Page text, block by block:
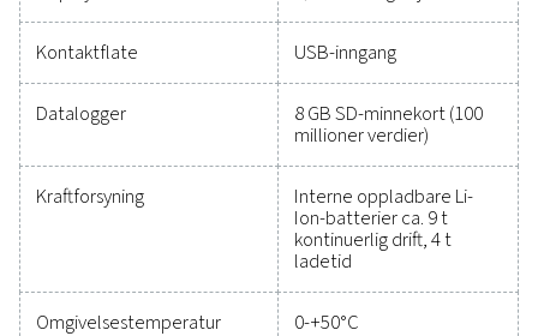
Det har aldri vært enklere å beskytte
samtidig sikre presis ytelse. Måleutstyr av høy
nøyaktig overvåking av kritiske parametere, noe
hjelper deg med å optimalisere effektiviteten,
opprettholde påliteligheten og forhindre
problemer. Disse løsningene er konstruert for
og sømløs integrasjon, slik at du kan ta
beslutninger og holde driften i gang med topp
Kontakt oss i dag for å finne ut hvordan
måleutstyret kan forbedre systemets kapasitet
driftssuksess.